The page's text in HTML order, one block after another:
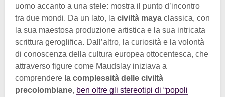
uomo accanto a una stele: mostra il punto d’incontro
tra due mondi. Da un lato, la civiltà maya classica, con
la sua maestosa produzione artistica e la sua intricata
scrittura geroglifica. Dall’altro, la curiosità e la volontà
di conoscenza della cultura europea ottocentesca, che
attraverso figure come Maudslay iniziava a
comprendere la complessità delle civiltà
precolombiane, ben oltre gli stereotipi di “popoli